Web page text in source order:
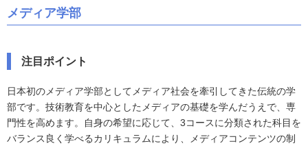
メディア学部
注目ポイント
日本初のメディア学部としてメディア社会を牽引してきた伝統の学
部です。技術教育を中心としたメディアの基礎を学んだうえで、専
門性を高めます。自身の希望に応じて、3コースに分類された科目を
バランス良く学べるカリキュラムにより、メディアコンテンツの制